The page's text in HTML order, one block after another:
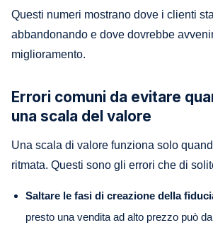
Questi numeri mostrano dove i clienti
abbandonando e dove dovrebbe
miglioramento.
Errori comuni da evitare
una scala del valore
Una scala di valore funziona solo
ritmata. Questi sono gli errori che di
Saltare le fasi di creazione della
presto una vendita ad alto prezzo può